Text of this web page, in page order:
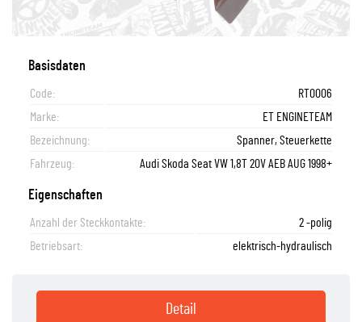
Basisdaten
Code:
RT0006
Marke:
ET ENGINETEAM
Bezeichnung:
Spanner, Steuerkette
Fahrzeug:
Audi Skoda Seat VW 1,8T 20V AEB AUG 1998+
Eigenschaften
Anzahl der Steckkontakte:
2 -polig
Betriebsart:
elektrisch-hydraulisch
Detail